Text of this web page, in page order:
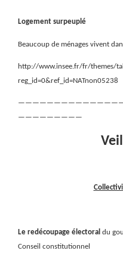
Logement surpeuplé
Beaucoup de ménages vivent
http://www.insee.fr/fr/themes/
reg_id=0&ref_id=NATnon05238
—————————
Le redécoupage électoral du
Conseil constitutionnel